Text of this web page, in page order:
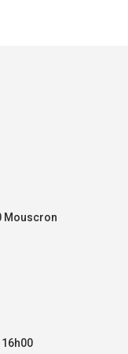
Mouscron